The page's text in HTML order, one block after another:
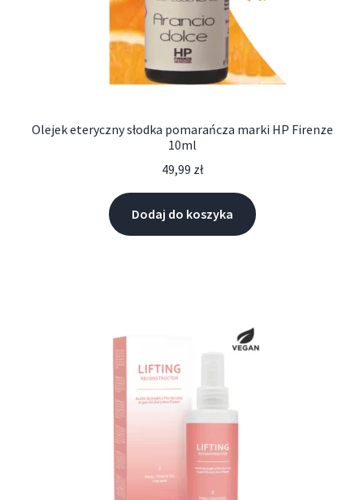
Olejek eteryczny słodka pomarańcza marki HP Firenze
10ml
49,99 zł
Dodaj do koszyka